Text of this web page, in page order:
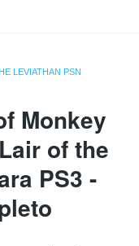
LEVIATHAN PSN
Monkey
of the
PS3 -